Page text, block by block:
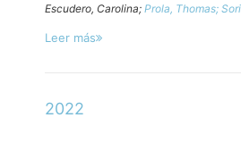
Escudero, Carolina; Prola, Thomas;
Leer más
2022